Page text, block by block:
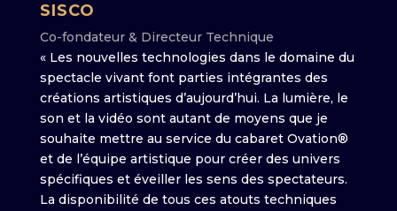
SISCO
Co-fondateur & Directeur Technique
« Les nouvelles technologies dans le domaine du
spectacle vivant font parties intégrantes des
créations artistiques d’aujourd’hui. La lumière, le
son et la vidéo sont autant de moyens que je
souhaite mettre au service du cabaret Ovation®
et de l’équipe artistique pour créer des univers
spécifiques et éveiller les sens des spectateurs.
La disponibilité de tous ces atouts techniques